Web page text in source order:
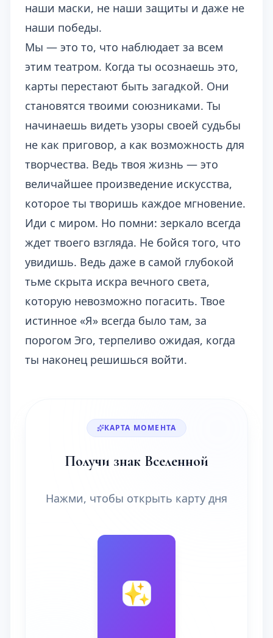
наши маски, не наши защиты и даже не
наши победы.
Мы — это то, что наблюдает за всем
этим театром. Когда ты осознаешь это,
карты перестают быть загадкой. Они
становятся твоими союзниками. Ты
начинаешь видеть узоры своей судьбы
не как приговор, а как возможность для
творчества. Ведь твоя жизнь — это
величайшее произведение искусства,
которое ты творишь каждое мгновение.
Иди с миром. Но помни: зеркало всегда
ждет твоего взгляда. Не бойся того, что
увидишь. Ведь даже в самой глубокой
тьме скрыта искра вечного света,
которую невозможно погасить. Твое
истинное «Я» всегда было там, за
порогом Эго, терпеливо ожидая, когда
ты наконец решишься войти.
КАРТА МОМЕНТА
Получи знак Вселенной
Нажми, чтобы открыть карту дня
🔮
✨